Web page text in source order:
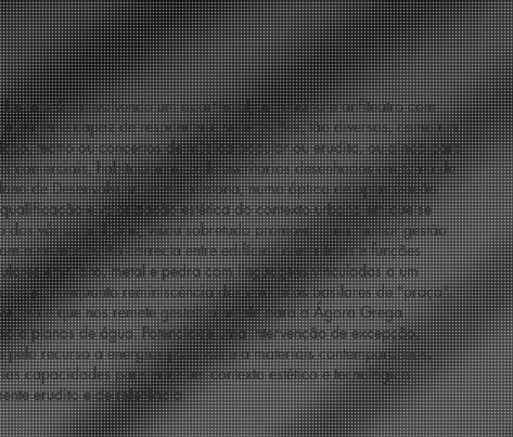
Sul envolvendo um apart-hotel, um casino e anfiteatro com
capaz de responder a solicitações, tão diversas, como um
teatro ou concertos de música popular ou erudita, ou ainda para
comerciais, habitacionais e de escritórios desenhados em torno de
de Desenvolvimento de Talatona, numa óptica de optimização
e valorização estética do contexto urbano em que se
vários edifícios, visou sobretudo promover uma melhor gestão
a co-habitação correcta entre edifícios com ritmos e funções
em vidro, metal e pedra com linguagens vinculadas a um
enquanto reminiscência dos conceitos basilares de “praça”.
e que nos remete gestalticamente para a Ágora Grega
a planos de água. Potencia-se uma intervenção de excepção,
pelo recurso a energias passivas e a materiais contemporâneos,
capacidades para criar um contexto estético e tecnológico
erudito e de referência.